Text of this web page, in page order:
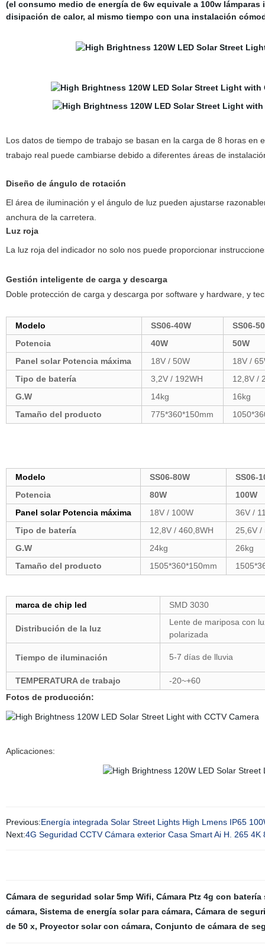
(el consumo medio de energía de 6w equivale a 100w
disipación de calor, al mismo tiempo con una instalación
Los datos de tiempo de trabajo se basan en la carga de 8 horas en
trabajo real puede cambiarse debido a diferentes áreas de
Diseño de ángulo de rotación
El área de iluminación y el ángulo de luz pueden ajustarse
anchura de la carretera.
Luz roja
La luz roja del indicador no solo nos puede proporcionar
Gestión inteligente de carga y descarga
Doble protección de carga y descarga por software y hardware, y
Modelo SS06-40W
SS06-
Potencia
40W
50W
Panel solar Potencia máxima
18V / 50W
18V /
Tipo de batería
3,2V / 192WH
12,8V /
G.W
14kg
16kg
Tamaño del producto
775*360*150mm
Modelo SS06-80W
SS06-
Potencia
80W
100W
Panel solar Potencia máxima
18V / 100W
36V /
Tipo de batería
12,8V / 460,8WH
25,6V /
G.W
24kg
26kg
Tamaño del producto
1505*360*150mm
marca de chip led SMD 3030
Distribución de la luz
Lente de mariposa con
polarizada
Tiempo de iluminación 5-7 días de lluvia
TEMPERATURA de trabajo
-20~+60
Fotos de producción:
Aplicaciones:
Previous:Energía integrada Solar Street Lights High Lmens IP65
Next:4G Seguridad CCTV Cámara exterior Casa Smart Ai H. 265
Cámara de seguridad solar 5mp Wifi, Cámara Ptz 4g con batería
cámara, Sistema de energía solar para cámara, Cámara de
de 50 x, Proyector solar con cámara, Conjunto de cámara de